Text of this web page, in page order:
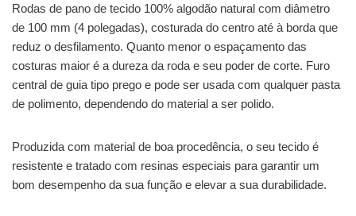
Rodas de pano de tecido 100% algodão natural com diâmetro
de 100 mm (4 polegadas), costurada do centro até à borda que
reduz o desfilamento. Quanto menor o espaçamento das
costuras maior é a dureza da roda e seu poder de corte. Furo
central de guia tipo prego e pode ser usada com qualquer pasta
de polimento, dependendo do material a ser polido.
Produzida com material de boa procedência, o seu tecido é
resistente e tratado com resinas especiais para garantir um
bom desempenho da sua função e elevar a sua durabilidade.